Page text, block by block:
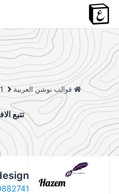
قوالب نوشن العربية
تتبع